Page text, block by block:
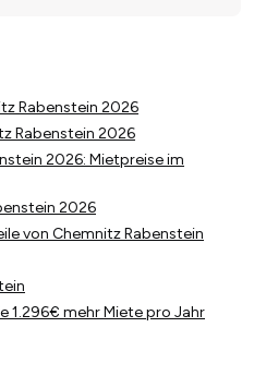
Rabenstein 2026
Rabenstein 2026
2026: Mietpreise im
2026
von Chemnitz Rabenstein
1.296€ mehr Miete pro Jahr